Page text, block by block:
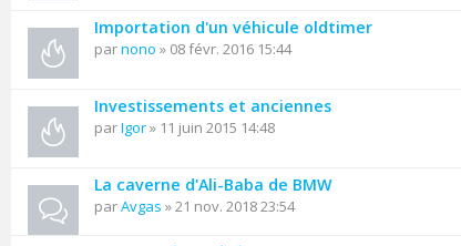
Importation d'un véhicule oldtimer
parnono » 08 févr. 2016 15:44
Investissements et anciennes
parIgor» 11 juin 2015 14:48
La caverne d'Ali-Baba de BMW
parAvgas » 21 nov. 2018 23:54